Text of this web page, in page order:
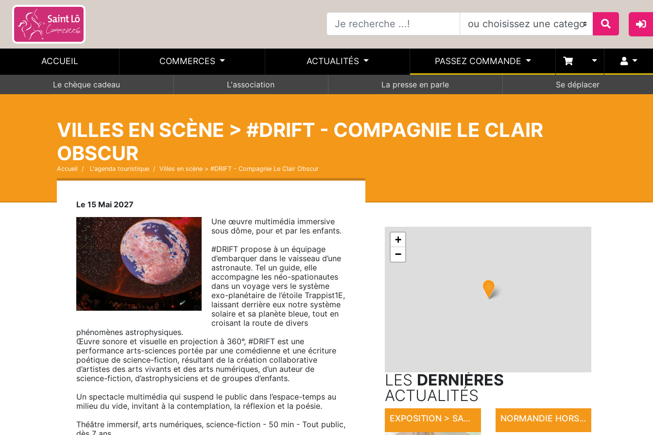
ACCUEIL COMMERCES ACTUALITÉS PASSEZ COMMANDE
Le chèque cadeau L'association La presse en parle Se déplacer
VILLES EN SCÈNE > #DRIFT - COMPAGNIE LE CLAIR
OBSCUR
Accueil L'agenda touristique Villes en scène > #DRIFT - Compagnie Le Clair Obscur
Le 15 Mai 2027
Une œuvre multimédia immersive
sous dôme, pour et par les enfants.
#DRIFT propose à un équipage
d’embarquer dans le vaisseau d’une
astronaute. Tel un guide, elle
accompagne les néo-spationautes
dans un voyage vers le système
exo-planétaire de l’étoile Trappist1E,
laissant derrière eux notre système
solaire et sa planète bleue, tout en
croisant la route de divers
phénomènes astrophysiques.
Œuvre sonore et visuelle en projection à 360°, #DRIFT est une
performance arts-sciences portée par une comédienne et une écriture
poétique de science-fiction, résultant de la création collaborative
d’artistes des arts vivants et des arts numériques, d’un auteur de
science-fiction, d’astrophysiciens et de groupes d’enfants.
Un spectacle multimédia qui suspend le public dans l’espace-temps au
milieu du vide, invitant à la contemplation, la réflexion et la poésie.
Théâtre immersif, arts numériques, science-fiction - 50 min - Tout public,
+
−
LES DERNIÈRES
ACTUALITÉS
EXPOSITION > SANDRINE LE ROUVILLOIS NORMANDIE HORSE SHOW 2026